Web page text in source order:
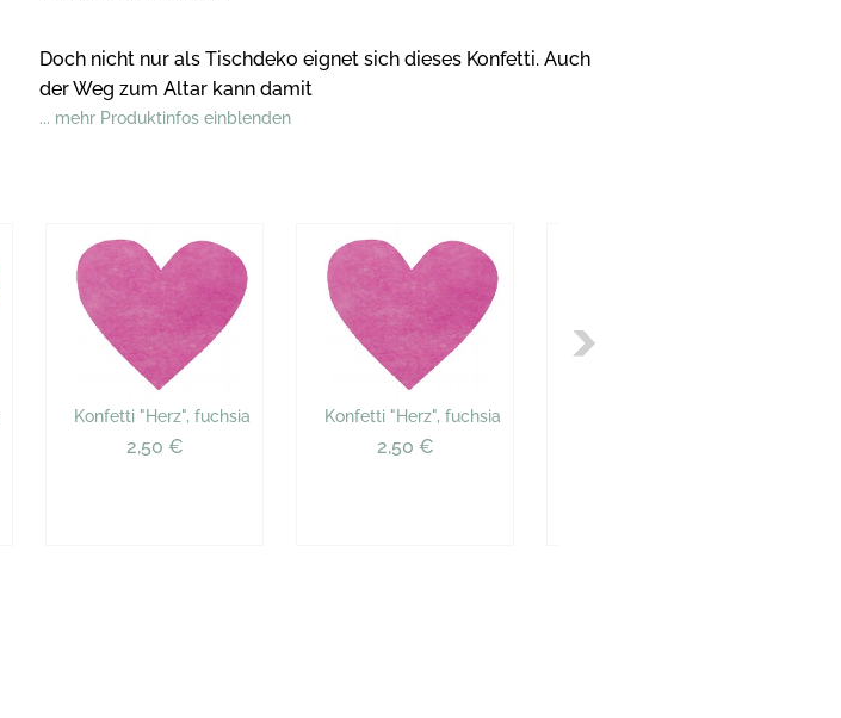
Doch nicht nur als Tischdeko eignet sich dieses Konfetti. Auch
der Weg zum Altar kann damit
... mehr Produktinfos einblenden
Konfetti "Herz", fuchsia
2,50 €
Konfetti "Herz", fuchsia
2,50 €